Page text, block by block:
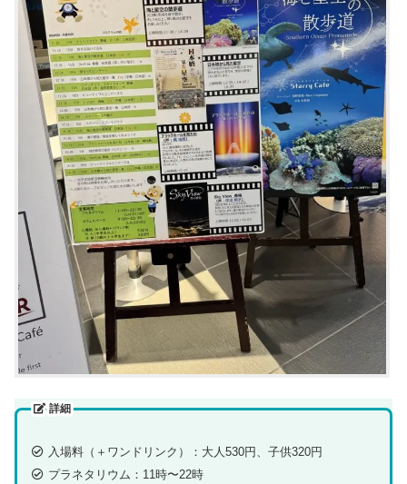
詳細
入場料（＋ワンドリンク）：大人530円、子供320円
プラネタリウム：11時〜22時